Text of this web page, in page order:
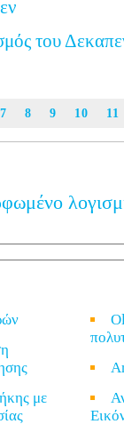
του
7 8 9 10 11
με